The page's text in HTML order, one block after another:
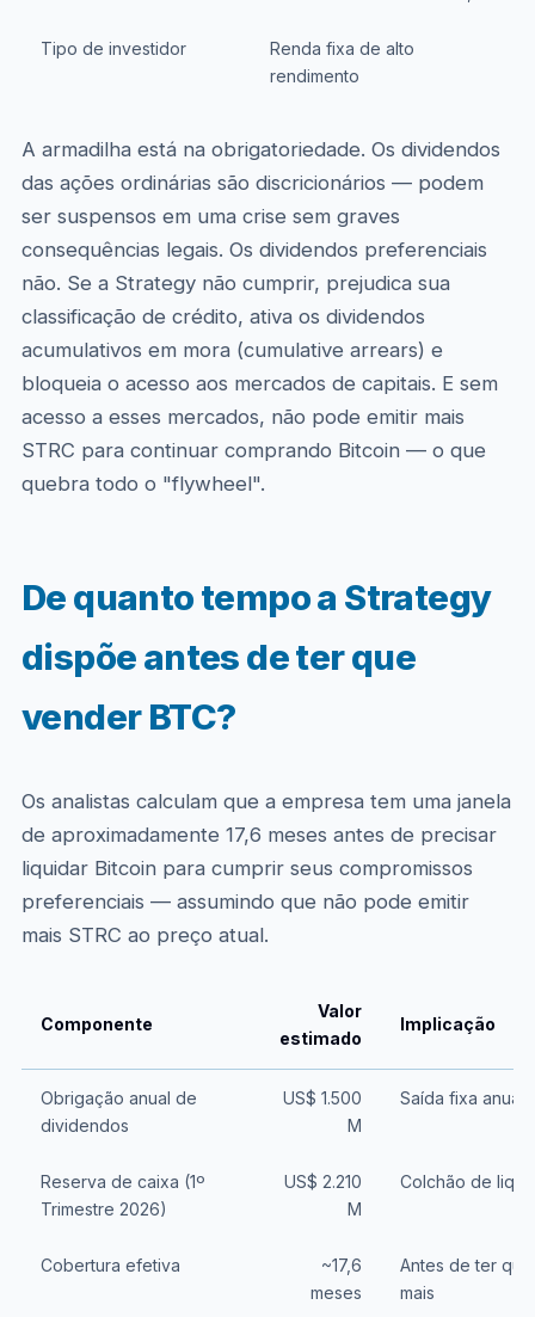
Tipo de investidor
Renda fixa de alto
rendimento
A armadilha está na obrigatoriedade. Os dividendos
das ações ordinárias são discricionários — podem
ser suspensos em uma crise sem graves
consequências legais. Os dividendos preferenciais
não. Se a Strategy não cumprir, prejudica sua
classificação de crédito, ativa os dividendos
acumulativos em mora (cumulative arrears) e
bloqueia o acesso aos mercados de capitais. E sem
acesso a esses mercados, não pode emitir mais
STRC para continuar comprando Bitcoin — o que
quebra todo o "flywheel".
De quanto tempo a Strategy
dispõe antes de ter que
vender BTC?
Os analistas calculam que a empresa tem uma janela
de aproximadamente 17,6 meses antes de precisar
liquidar Bitcoin para cumprir seus compromissos
preferenciais — assumindo que não pode emitir
mais STRC ao preço atual.
Componente
Valor
estimado
Implicação
Obrigação anual de
dividendos
US$ 1.500
M
Saída fixa anual
Reserva de caixa (1º
Trimestre 2026)
US$ 2.210
M
Colchão de
Cobertura efetiva
~17,6
meses
Antes de ter
mais